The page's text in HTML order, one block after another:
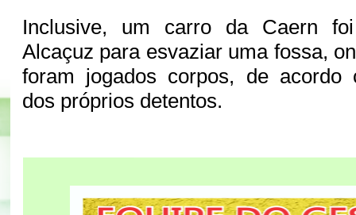
Inclusive, um carro da Caern
Alcaçuz para esvaziar uma fossa,
foram jogados corpos, de acordo
dos próprios detentos.